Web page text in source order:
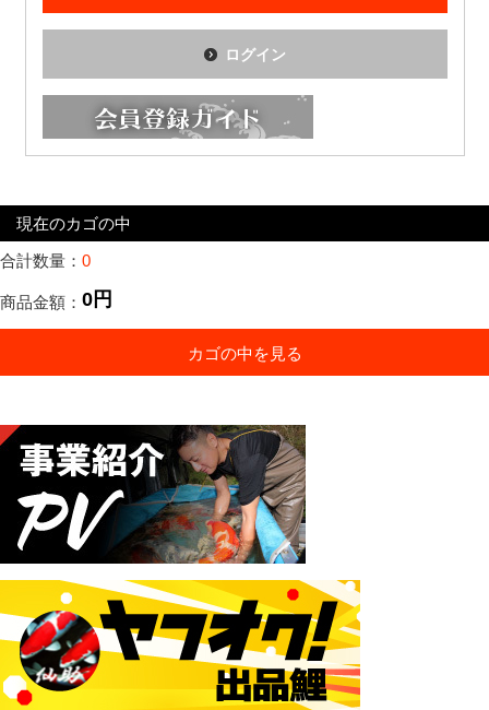
ログイン
現在のカゴの中
合計数量： 0
商品金額： 0円
カゴの中を見る